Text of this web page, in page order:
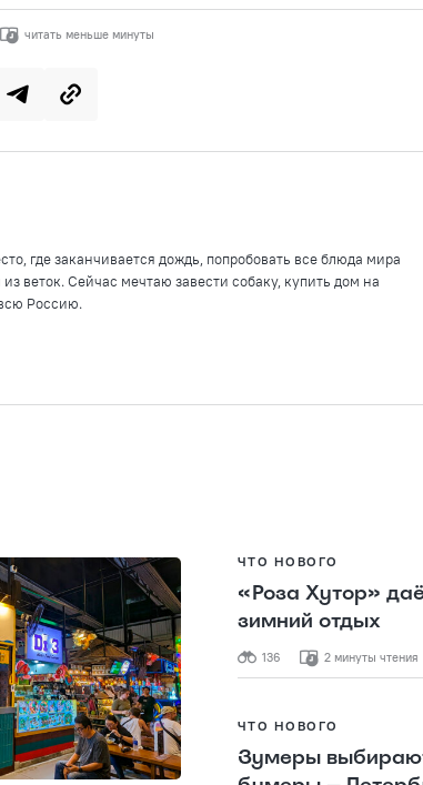
читать меньше минуты
где заканчивается дождь, попробовать все блюда мира
веток. Сейчас мечтаю завести собаку, купить дом на
Россию.
ЧТО НОВОГО
«Роза Хутор»
зимний отдых
136 2 минуты чтения
ЧТО НОВОГО
Зумеры